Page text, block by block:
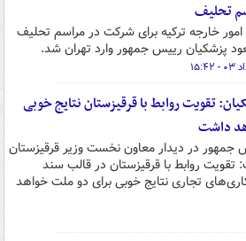
تحلیف
امور خارجه ترکیه برای شرکت در مراسم تحلیف
پزشکیان رییس جمهور وارد تهران شد.
تقویت روابط با قرقیزستان نتایج خوبی
داشت
جمهور در دیدار معاون نخست وزیر قرقیزستان
تقویت روابط با قرقیزستان در قالب سند
تجاری نتایج خوبی برای دو ملت خواهد